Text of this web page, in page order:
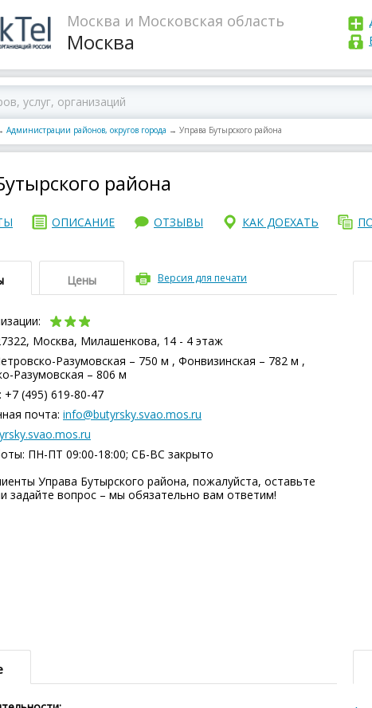
Москва и Московская область
Москва
Администрации районов, округов города → Управа Бутырского района
района
ОПИСАНИЕ ОТЗЫВЫ КАК ДОЕХАТЬ
Цены Версия для печати
Москва, Милашенкова, 14 - 4 этаж
Разумовская – 750 м , Фонвизинская – 782 м ,
Разумовская – 806 м
(495) 619-80-47
почта: info@butyrsky.svao.mos.ru
ПН-ПТ 09:00-18:00; СБ-ВC закрыто
Управа Бутырского района, пожалуйста, оставьте
задайте вопрос – мы обязательно вам ответим!